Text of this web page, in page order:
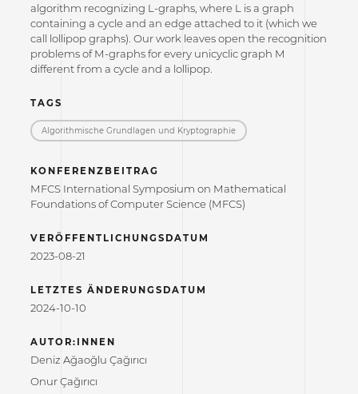
algorithm recognizing L-graphs, where L is a graph
containing a cycle and an edge attached to it (which we
call lollipop graphs). Our work leaves open the recognition
problems of M-graphs for every unicyclic graph M
different from a cycle and a lollipop.
TAGS
Algorithmische Grundlagen und Kryptographie
KONFERENZBEITRAG
MFCS International Symposium on Mathematical
Foundations of Computer Science (MFCS)
VERÖFFENTLICHUNGSDATUM
2023-08-21
LETZTES ÄNDERUNGSDATUM
2024-10-10
AUTOR:INNEN
Deniz Ağaoğlu Çağırıcı
Onur Çağırıcı